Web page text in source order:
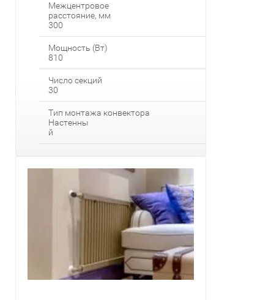
Межцентровое
расстояние, мм
300
Мощность (Вт)
810
Число секций
30
Тип монтажа конвектора
Настенны
й